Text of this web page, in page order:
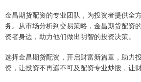
金昌期货配资的专业团队，为投资者提供全
务。从市场分析到交易策略，金昌期货配资
资者身边，助力他们做出明智的投资决策。
选择金昌期货配资，开启财富新篇章，助力
资，让投资不再遥不可及配资专业炒股，让